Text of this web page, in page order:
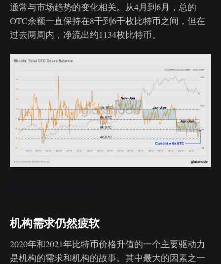
通常与市场趋势的变化相关。从4月到6月，总的
OTC余额一直保持在8千到6千枚比特币之间，但在
过去两周内，净流出约1134枚比特币。
机构需求仍然疲软
2020年和2021年比特币价格升值的一个主要驱动力
是机构的需求和机构的故事。其中最大的因素之一